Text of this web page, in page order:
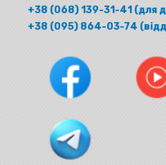
+38 (068) 139-31-41 (для
+38 (095) 864-03-74